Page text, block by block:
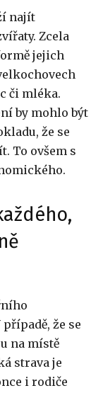
najít
Zcela
jejich
či mléka.
by mohlo být
že se
To ovšem s
že se
na místě
strava je
i rodiče